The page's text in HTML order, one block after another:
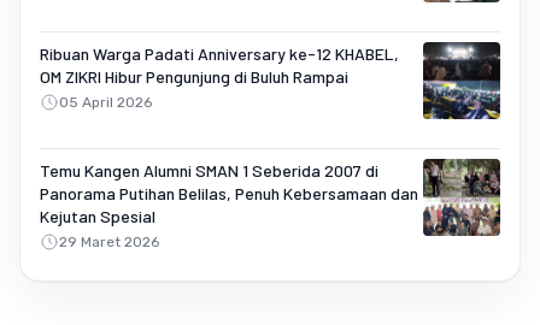
Ribuan Warga Padati Anniversary ke-12 KHABEL,
OM ZIKRI Hibur Pengunjung di Buluh Rampai
05 April 2026
Temu Kangen Alumni SMAN 1 Seberida 2007 di
Panorama Putihan Belilas, Penuh Kebersamaan dan
Kejutan Spesial
29 Maret 2026